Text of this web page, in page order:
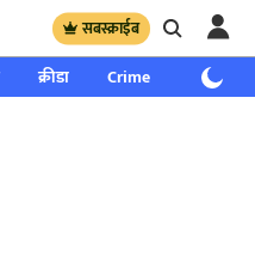
सबस्क्राईब
क्रीडा Crime साप्ताहिक